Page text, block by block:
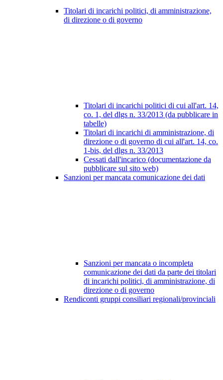
Titolari di incarichi politici, di amministrazione,
di direzione o di governo
Titolari di incarichi politici di cui all'art. 14,
co. 1, del dlgs n. 33/2013 (da pubblicare in
tabelle)
Titolari di incarichi di amministrazione, di
direzione o di governo di cui all'art. 14, co.
1-bis, del dlgs n. 33/2013
Cessati dall'incarico (documentazione da
pubblicare sul sito web)
Sanzioni per mancata comunicazione dei dati
Sanzioni per mancata o incompleta
comunicazione dei dati da parte dei titolari
di incarichi politici, di amministrazione, di
direzione o di governo
Rendiconti gruppi consiliari regionali/provinciali